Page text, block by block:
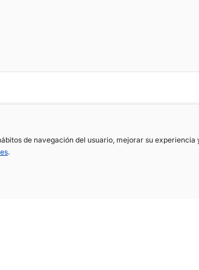
de navegación del usuario, mejorar su
.